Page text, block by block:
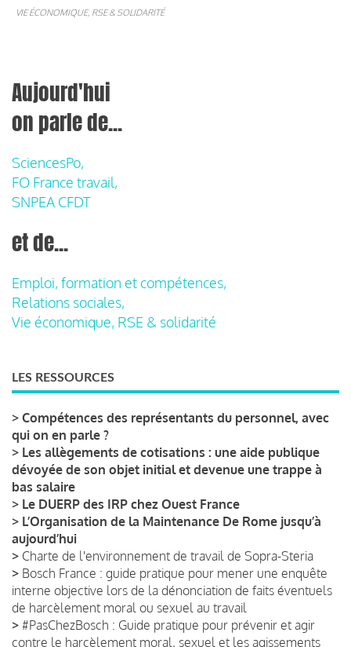
VIE ÉCONOMIQUE, RSE & SOLIDARITÉ
Aujourd'hui
on parle de...
SciencesPo,
FO France travail,
SNPEA CFDT
et de...
Emploi, formation et compétences,
Relations sociales,
Vie économique, RSE & solidarité
LES RESSOURCES
> Compétences des représentants du personnel, avec
qui on en parle ?
> Les allègements de cotisations : une aide publique
dévoyée de son objet initial et devenue une trappe à
bas salaire
> Le DUERP des IRP chez Ouest France
> L’Organisation de la Maintenance De Rome jusqu’à
aujourd’hui
> Charte de l'environnement de travail de Sopra-Steria
> Bosch France : guide pratique pour mener une enquête
interne objective lors de la dénonciation de faits éventuels
de harcèlement moral ou sexuel au travail
> #PasChezBosch : Guide pratique pour prévenir et agir
contre le harcèlement moral, sexuel et les agissements